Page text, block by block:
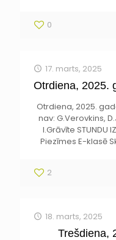
0
17. marts, 2025
Otrdiena, 2025.
Otrdiena, 2025.
nav: G.Verovkins,
I.Grāvīte STUNDU
Piezīmes E-klasē
2
18. marts, 2025
Trešdiena,